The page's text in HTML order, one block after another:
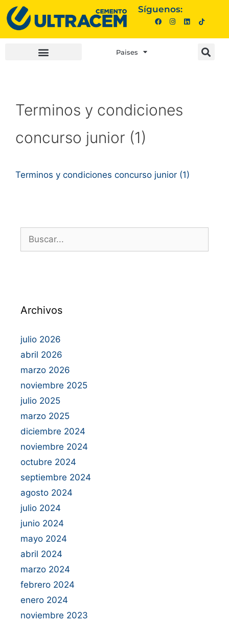
Síguenos:
Paises
Terminos y condiciones
concurso junior (1)
Terminos y condiciones concurso junior (1)
Archivos
julio 2026
abril 2026
marzo 2026
noviembre 2025
julio 2025
marzo 2025
diciembre 2024
noviembre 2024
octubre 2024
septiembre 2024
agosto 2024
julio 2024
junio 2024
mayo 2024
abril 2024
marzo 2024
febrero 2024
enero 2024
noviembre 2023